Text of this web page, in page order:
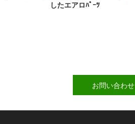
したエアロﾊﾟｰﾂ
お問い合わせ